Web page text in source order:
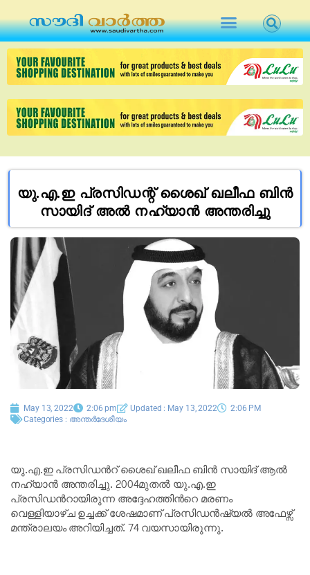
യു.എ.ഇ പ്രസിഡന്റ് ശൈഖ് ഖലീഫ ബിൻ
സായിദ് അൽ നഹ്യാൻ അന്തരിച്ചു
May 13, 2022 2:06 pm Updated : May 13, 2022
2:06 PM
Categories : അന്തർദേശീയം
യു.എ.ഇ പ്രസിഡൻറ് ശൈഖ് ഖലീഫ ബിൻ സായിദ് ആൽ
നഹ്‌യാൻ അന്തരിച്ചു. 2004മുതൽ യു.എ.ഇ
പ്രസിഡന്‍റായിരുന്ന അദ്ദേഹത്തിന്‍റെ മരണം
വെള്ളിയാഴ്ച ഉച്ചക്ക് ശേഷമാണ് പ്രസിഡൻഷ്യൽ അഫേഴ്സ്
മന്ത്രാലയം അറിയിച്ചത്. 74 വയസായിരുന്നു.